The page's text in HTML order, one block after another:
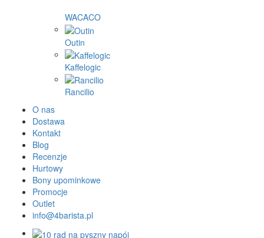
WACACO
Outin
Kaffelogic
Rancilio
O nas
Dostawa
Kontakt
Blog
Recenzje
Hurtowy
Bony upominkowe
Promocje
Outlet
info@4barista.pl